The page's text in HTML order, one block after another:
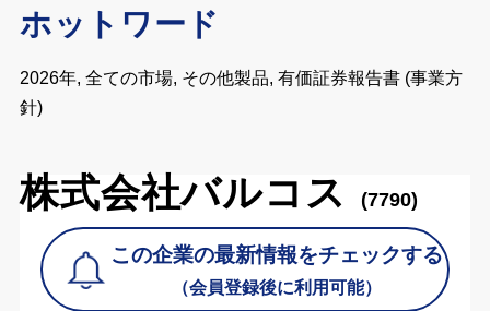
ホットワード
2026年, 全ての市場, その他製品, 有価証券報告書 (事業方
針)
株式会社バルコス (7790)
この企業の最新情報をチェックする
（会員登録後に利用可能）